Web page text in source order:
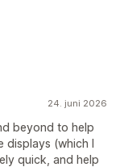
24. juni 2026
beyond to help
displays (which I
quick, and help